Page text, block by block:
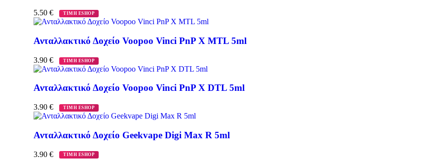
5.50 € ΤΙΜΗ ESHOP
Ανταλλακτικό Δοχείο Voopoo Vinci PnP X MTL 5ml
3.90 € ΤΙΜΗ ESHOP
Ανταλλακτικό Δοχείο Voopoo Vinci PnP X DTL 5ml
3.90 € ΤΙΜΗ ESHOP
Ανταλλακτικό Δοχείο Geekvape Digi Max R 5ml
3.90 € ΤΙΜΗ ESHOP